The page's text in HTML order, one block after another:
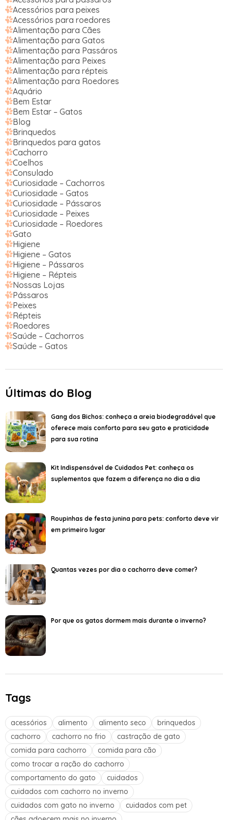
Acessórios para peixes
Acessórios para roedores
Alimentação para Cães
Alimentação para Gatos
Alimentação para Passáros
Alimentação para Peixes
Alimentação para répteis
Alimentação para Roedores
Aquário
Bem Estar
Bem Estar – Gatos
Blog
Brinquedos
Brinquedos para gatos
Cachorro
Coelhos
Consulado
Curiosidade – Cachorros
Curiosidade – Gatos
Curiosidade – Pássaros
Curiosidade – Peixes
Curiosidade – Roedores
Gato
Higiene
Higiene – Gatos
Higiene – Pássaros
Higiene – Répteis
Nossas Lojas
Pássaros
Peixes
Répteis
Roedores
Saúde – Cachorros
Saúde – Gatos
Últimas do Blog
Gang dos Bichos: conheça a areia biodegradável que
oferece mais conforto para seu gato e praticidade
para sua rotina
Kit Indispensável de Cuidados Pet: conheça os
suplementos que fazem a diferença no dia a dia
Roupinhas de festa junina para pets: conforto deve vir
em primeiro lugar
Quantas vezes por dia o cachorro deve comer?
Por que os gatos dormem mais durante o inverno?
Tags
acessórios alimento alimento seco
brinquedos
cachorro
cachorro no frio
castração de gato
comida para cachorro
comida para cão
como trocar a ração do cachorro
comportamento do gato
cuidados
cuidados com cachorro no inverno
cuidados com gato no inverno
cuidados com pet